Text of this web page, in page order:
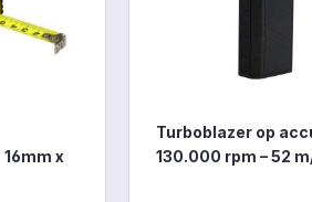
x
Turboblazer op
130.000 rpm – 52